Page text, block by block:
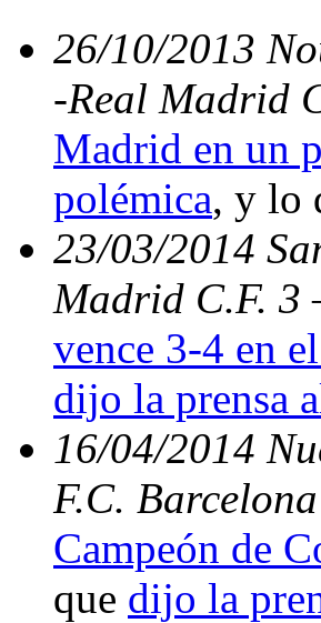
26/10/2013
-Real Madrid
Madrid en un
polémica, y lo
23/03/2014
Madrid C.F. 3
vence 3-4 en
dijo la prensa
16/04/2014
F.C.
Campeón de
que dijo la